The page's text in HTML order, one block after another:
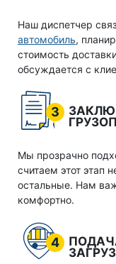
Наш диспетчер
автомобиль,
стоимость
обсуждается с
3
Мы прозрачно
считаем этот этап
остальные. Нам
комфортно.
4